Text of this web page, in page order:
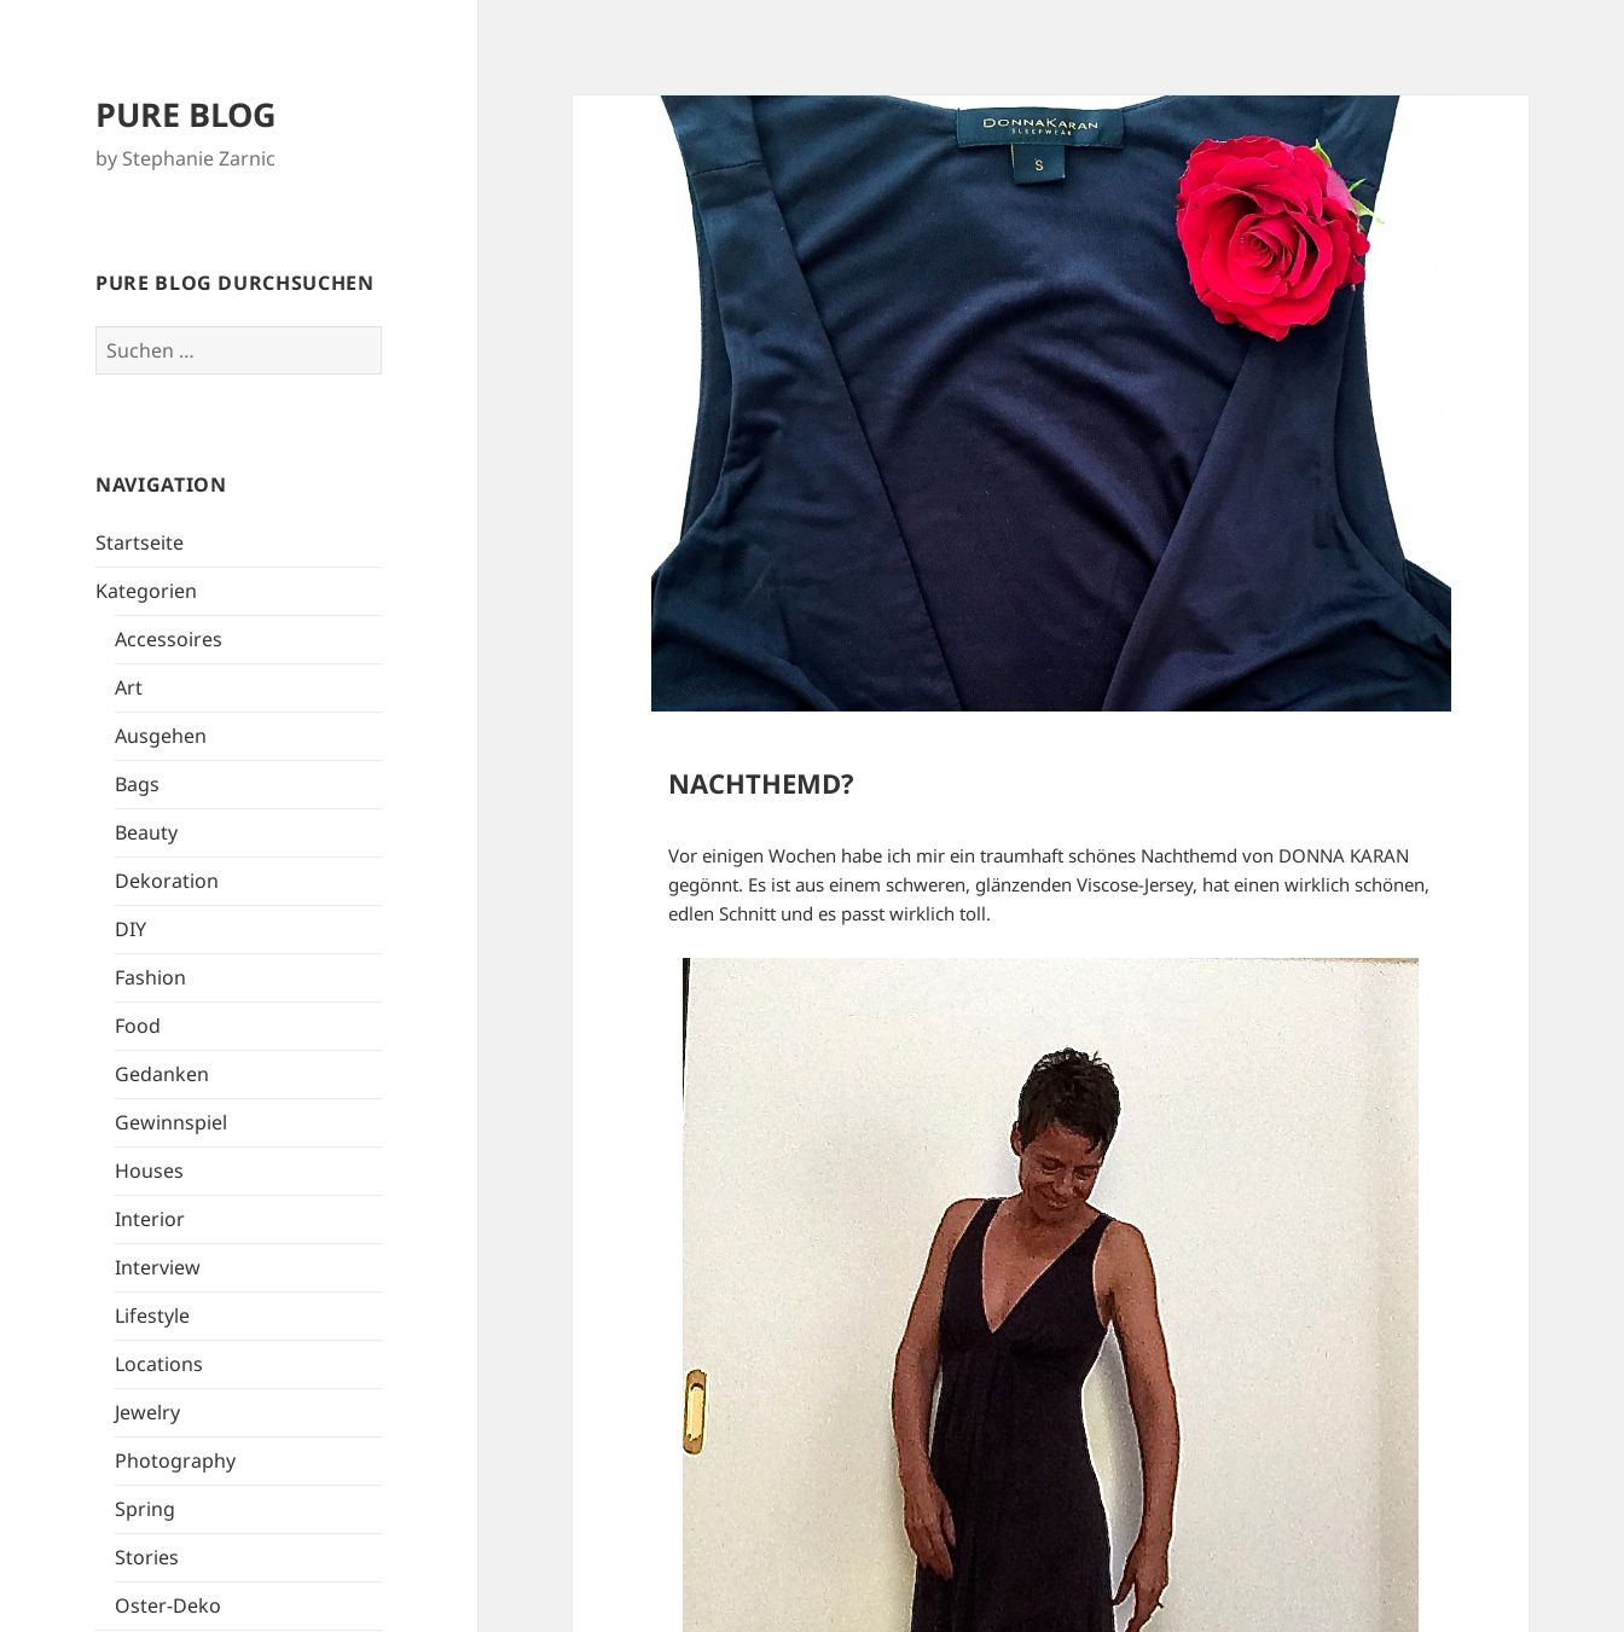
PURE BLOG
by Stephanie Zarnic
PURE BLOG DURCHSUCHEN
Suchen
nach:
NAVIGATION
Startseite
Kategorien
Accessoires
Art
Ausgehen
Bags
Beauty
Dekoration
DIY
Fashion
Food
Gedanken
Gewinnspiel
Houses
Interior
Interview
Lifestyle
Locations
Jewelry
Photography
Spring
Stories
Oster-Deko
NACHTHEMD?
Vor einigen Wochen habe ich mir ein traumhaft schönes Nachthemd von DONNA KARAN
gegönnt. Es ist aus einem schweren, glänzenden Viscose-Jersey, hat einen wirklich schönen,
edlen Schnitt und es passt wirklich toll.